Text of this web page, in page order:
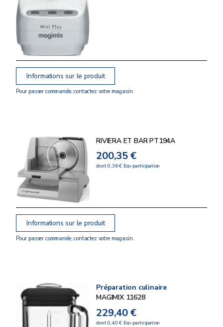
Informations sur le produit
Pour passer commande, contactez votre magasin.
RIVIERA ET BAR PT194A
200,35 €
dont 0,36 € Eco-participation
Informations sur le produit
Pour passer commande, contactez votre magasin.
Préparation culinaire
MAGIMIX 11628
229,40 €
dont 0,40 € Eco-participation